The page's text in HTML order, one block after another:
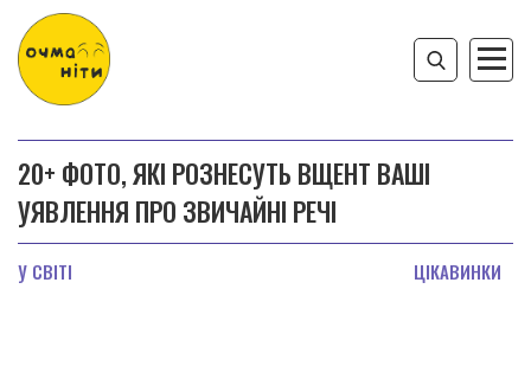
20+ ФОТО, ЯКІ РОЗНЕСУТЬ ВЩЕНТ ВАШІ
УЯВЛЕННЯ ПРО ЗВИЧАЙНІ РЕЧІ
У СВІТІ ЦІКАВИНКИ